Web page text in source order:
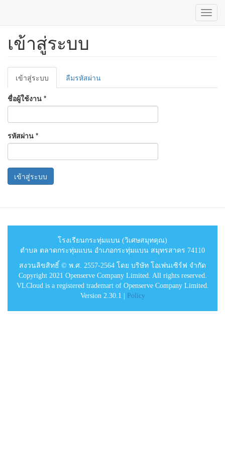
ข้าม
เนื้อหา
เข้าสู่ระบบ
Primary
tabs
เข้าสู่ระบบ
ปัจจุบัน)
ลืมรหัสผ่าน
ชื่อผู้ใช้งาน *
รหัสผ่าน *
เข้าสู่ระบบ
โรงเรียนกระทุ่มแบน (วิเศษสมุทคุณ)
ตำบล ตลาดกระทุ่มแบน อำเภอกระทุ่มแบน สมุทรสาคร 74110
สงวนลิขสิทธิ์ © พ.ศ. 2557-2564 โดย บริษัท โอเพ่นเซิร์ฟ จำกัด
Copyright 2021 Openserve Company Limited. All rights reserved.
VLCloud is a registered trademart of Openserve Company Limited.
Version 2.30.1 |
Policy